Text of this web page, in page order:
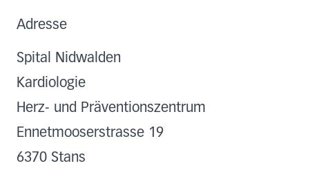
Adresse
Spital Nidwalden
Kardiologie
Herz- und Präventionszentrum
Ennetmooserstrasse 19
6370 Stans